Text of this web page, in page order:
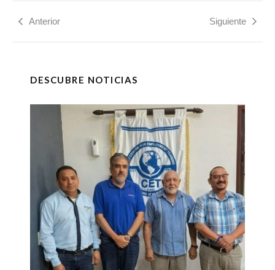
Anterior Siguiente
DESCUBRE NOTICIAS